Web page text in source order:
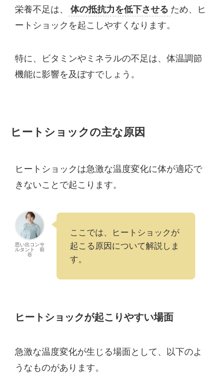
栄養不足は、 体の抵抗力を低下させる ため、ヒ
ートショックを起こしやすくなります。
特に、ビタミンやミネラルの不足は、体温調節
機能に影響を及ぼすでしょう。
ヒートショックの主な原因
ヒートショックは急激な温度変化に体が適応で
きないことで起こります。
思い出コンサ
ルタント 前
谷
ここでは、ヒートショックが
起こる原因について解説しま
す。
ヒートショックが起こりやすい場面
急激な温度変化が生じる場面として、以下のよ
うなものがあります。